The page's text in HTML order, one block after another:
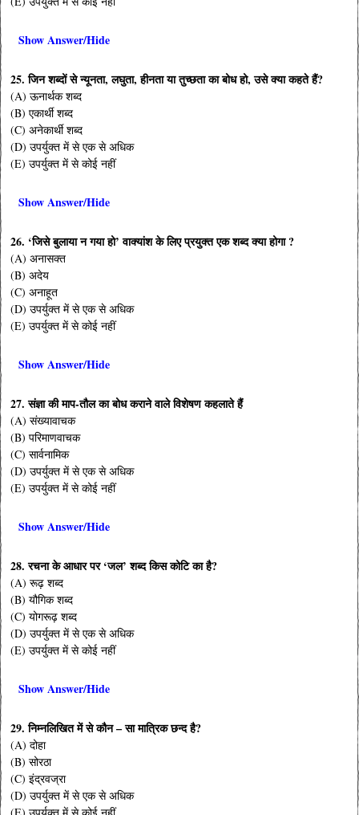
Show Answer/Hide
25. जिन शब्दों से न्यूनता, लघुता, हीनता या तुच्छता का बोध हो, उसे क्या कहते हैं?
(A) ऊनार्थक शब्द
(B) एकार्थी शब्द
(C) अनेकार्थी शब्द
(D) उपर्युक्त में से एक से अधिक
(E) उपर्युक्त में से कोई नहीं
Show Answer/Hide
26. ‘जिसे बुलाया न गया हो’ वाक्यांश के लिए प्रयुक्त एक शब्द क्या होगा ?
(A) अनासक्त
(B) अदेय
(C) अनाहूत
(D) उपर्युक्त में से एक से अधिक
(E) उपर्युक्त में से कोई नहीं
Show Answer/Hide
27. संज्ञा की माप-तौल का बोध कराने वाले विशेषण कहलाते हैं
(A) संख्यावाचक
(B) परिमाणवाचक
(C) सार्वनामिक
(D) उपर्युक्त में से एक से अधिक
(E) उपर्युक्त में से कोई नहीं
Show Answer/Hide
28. रचना के आधार पर ‘जल’ शब्द किस कोटि का है?
(A) रूढ़ शब्द
(B) यौगिक शब्द
(C) योगरूढ़ शब्द
(D) उपर्युक्त में से एक से अधिक
(E) उपर्युक्त में से कोई नहीं
Show Answer/Hide
29. निम्नलिखित में से कौन – सा मात्रिक छन्द है?
(A) दोहा
(B) सोरठा
(C) इंद्रवज्रा
(D) उपर्युक्त में से एक से अधिक